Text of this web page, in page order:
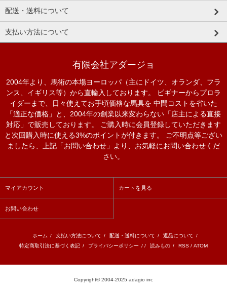
配送・送料について
支払い方法について
有限会社アダージョ
2004年より、馬術の本場ヨーロッパ（主にドイツ、オランダ、フラ
ンス、イギリス等）から直輸入しております。 ビギナーからプロラ
イダーまで、日々使えてお手頃価格な馬具を 中間コストを省いた
「適正な価格」と、2004年の創業以来変わらない「店主による直接
対応」で販売しております。 ご購入時に会員登録していただきます
と次回購入時に使える3%のポイントが付きます。 ご不明点等ござい
ましたら、上記「お問い合わせ」より、お気軽にお問い合わせくだ
さい。
マイアカウント カートを見る
お問い合わせ
ホーム / 支払い方法について / 配送・送料について / 返品について /
特定商取引法に基づく表記 / プライバシーポリシー / / 読みもの / RSS / ATOM
Copyright© 2004-2025 adagio inc